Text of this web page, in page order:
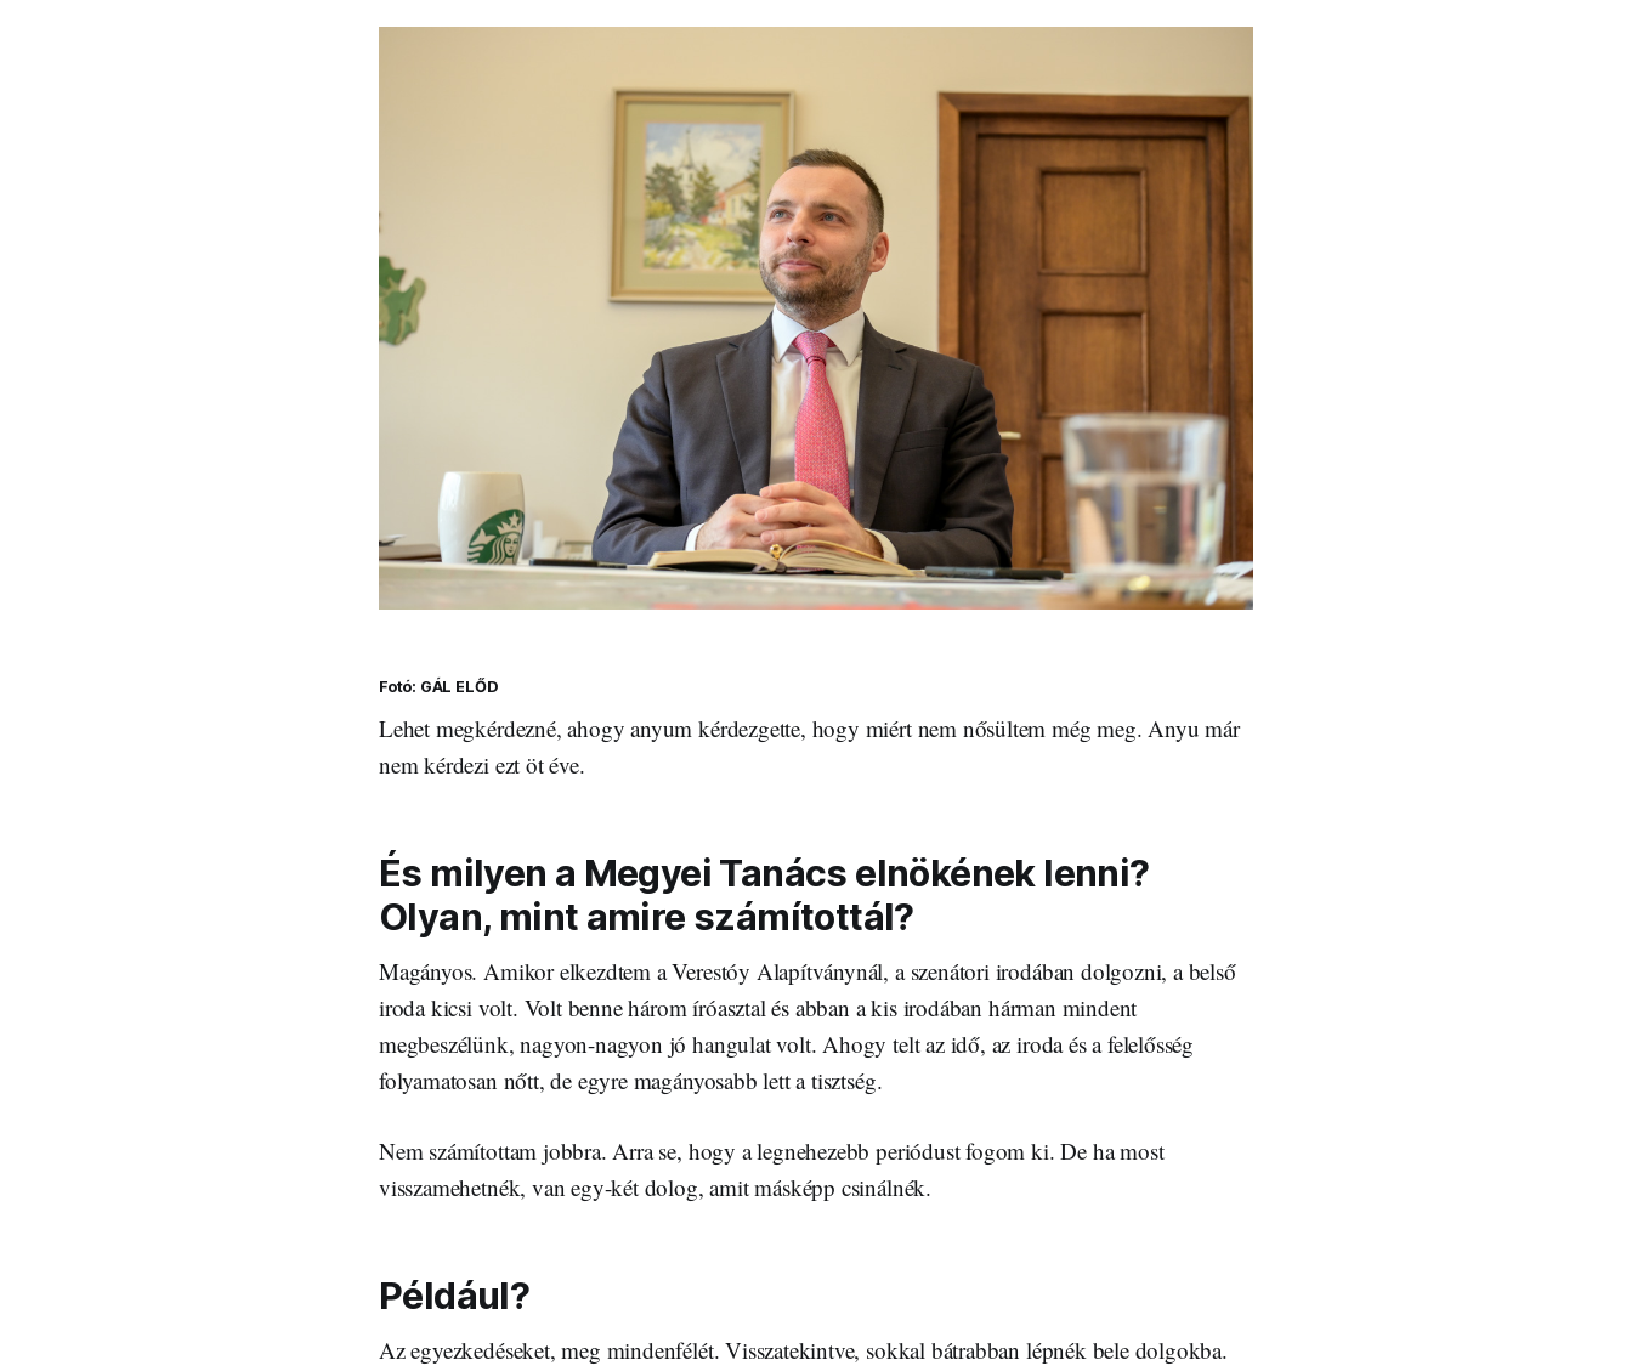
Fotó: GÁL ELŐD
Lehet megkérdezné, ahogy anyum kérdezgette, hogy miért nem nősültem még meg. Anyu már
nem kérdezi ezt öt éve.
És milyen a Megyei Tanács elnökének lenni?
Olyan, mint amire számítottál?
Magányos. Amikor elkezdtem a Verestóy Alapítványnál, a szenátori irodában dolgozni, a belső
iroda kicsi volt. Volt benne három íróasztal és abban a kis irodában hárman mindent
megbeszélünk, nagyon-nagyon jó hangulat volt. Ahogy telt az idő, az iroda és a felelősség
folyamatosan nőtt, de egyre magányosabb lett a tisztség.
Nem számítottam jobbra. Arra se, hogy a legnehezebb periódust fogom ki. De ha most
visszamehetnék, van egy-két dolog, amit másképp csinálnék.
Például?
Az egyezkedéseket, meg mindenfélét. Visszatekintve, sokkal bátrabban lépnék bele dolgokba.